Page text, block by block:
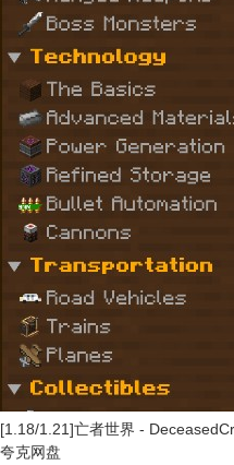
[1.18/1.21]亡者世界 -
夸克网盘